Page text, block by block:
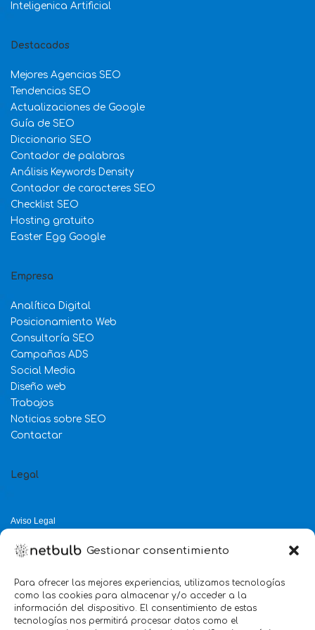
Gestionar consentimiento
Para ofrecer las mejores experiencias, utilizamos tecnologías
como las cookies para almacenar y/o acceder a la
información del dispositivo. El consentimiento de estas
tecnologías nos permitirá procesar datos como el
Inteligenica Artificial
Destacados
Mejores Agencias SEO
Tendencias SEO
Actualizaciones de Google
Guía de SEO
Diccionario SEO
Contador de palabras
Análisis Keywords Density
Contador de caracteres SEO
Checklist SEO
Hosting gratuito
Easter Egg Google
Empresa
Analítica Digital
Posicionamiento Web
Consultoría SEO
Campañas ADS
Social Media
Diseño web
Trabajos
Noticias sobre SEO
Contactar
Legal
Aviso Legal
Política de Cookies
Servicio mejor valorado 2025
verificado por: Trustindex